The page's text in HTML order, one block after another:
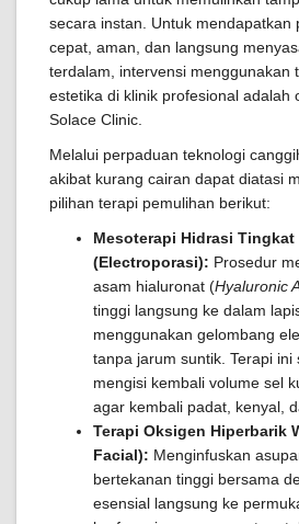
secara instan. Untuk mendapatkan
cepat, aman, dan langsung
terdalam, intervensi menggunakan
estetika di klinik profesional adalah
Solace Clinic.
Melalui perpaduan teknologi
akibat kurang cairan dapat diatasi
pilihan terapi pemulihan berikut:
Mesoterapi Hidrasi Tingkat
(Electroporasi): Prosedur
asam hialuronat (Hyaluronic
tinggi langsung ke dalam
menggunakan gelombang
tanpa jarum suntik. Terapi
mengisi kembali volume sel
agar kembali padat, kenyal,
Terapi Oksigen Hiperbarik
Facial): Menginfuskan
bertekanan tinggi bersama
esensial langsung ke